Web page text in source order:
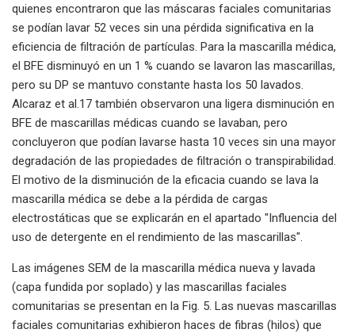
quienes encontraron que las máscaras faciales comunitarias
se podían lavar 52 veces sin una pérdida significativa en la
eficiencia de filtración de partículas. Para la mascarilla médica,
el BFE disminuyó en un 1 % cuando se lavaron las mascarillas,
pero su DP se mantuvo constante hasta los 50 lavados.
Alcaraz et al.17 también observaron una ligera disminución en
BFE de mascarillas médicas cuando se lavaban, pero
concluyeron que podían lavarse hasta 10 veces sin una mayor
degradación de las propiedades de filtración o transpirabilidad.
El motivo de la disminución de la eficacia cuando se lava la
mascarilla médica se debe a la pérdida de cargas
electrostáticas que se explicarán en el apartado "Influencia del
uso de detergente en el rendimiento de las mascarillas".
Las imágenes SEM de la mascarilla médica nueva y lavada
(capa fundida por soplado) y las mascarillas faciales
comunitarias se presentan en la Fig. 5. Las nuevas mascarillas
faciales comunitarias exhibieron haces de fibras (hilos) que